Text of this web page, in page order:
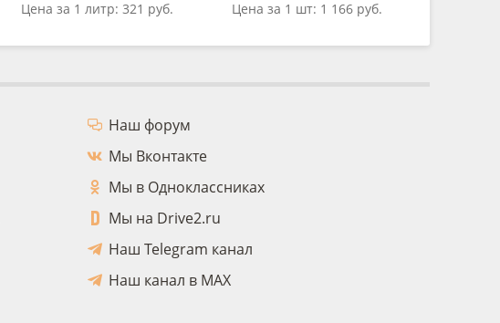
Цена за 1 литр: 321 руб.
Цена за 1 шт: 1 166 руб.
Наш форум
Мы Вконтакте
Мы в Одноклассниках
Мы на Drive2.ru
Наш Telegram канал
Наш канал в MAX